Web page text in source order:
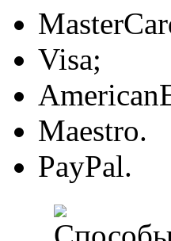
Visa;
Maestro.
PayPal.